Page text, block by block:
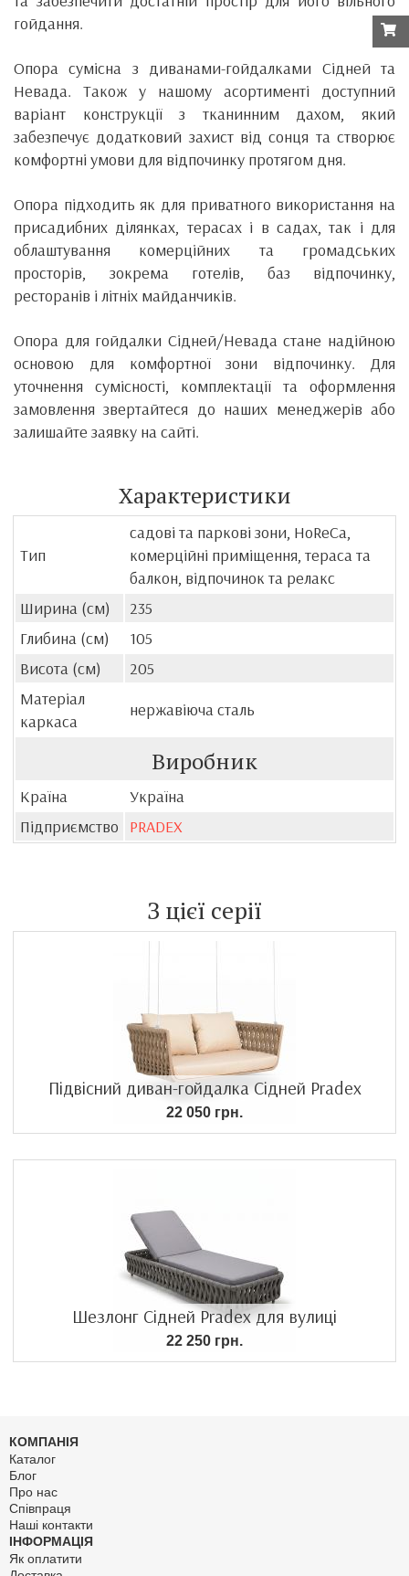
гойдання.
Опора сумісна з диванами-гойдалками Сідней та
Невада. Також у нашому асортименті доступний
варіант конструкції з тканинним дахом, який
забезпечує додатковий захист від сонця та створює
комфортні умови для відпочинку протягом дня.
Опора підходить як для приватного використання на
присадибних ділянках, терасах і в садах, так і для
облаштування комерційних та громадських
просторів, зокрема готелів, баз відпочинку,
ресторанів і літніх майданчиків.
Опора для гойдалки Сідней/Невада стане надійною
основою для комфортної зони відпочинку. Для
уточнення сумісності, комплектації та оформлення
замовлення звертайтеся до наших менеджерів або
залишайте заявку на сайті.
Характеристики
Тип
садові та паркові зони, HoReCa,
комерційні приміщення, тераса та
балкон, відпочинок та релакс
Ширина (см)
235
Глибина (см)
105
Висота (см)
205
Матеріал
каркаса
нержавіюча сталь
Виробник
Країна
Україна
Підприємство
PRADEX
З цієї серії
Підвісний диван-гойдалка Сідней Pradex
22 050 грн.
Шезлонг Сідней Pradex для вулиці
22 250 грн.
КОМПАНІЯ
Каталог
Блог
Про нас
Співпраця
Наші контакти
ІНФОРМАЦІЯ
Як оплатити